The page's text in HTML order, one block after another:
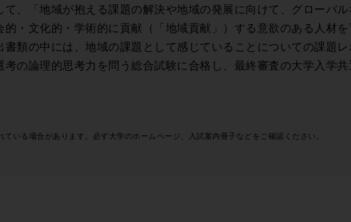
て、「地域が抱える課題の解決や地域の発展に向けて、グローバ
的・文化的・学術的に貢献（「地域貢献」）する意欲のある人材
書類の中には、地域の課題として感じていることについての課題レ
考の論理的思考力を問う総合試験に合格し、最終審査の大学入学
いる場合があります。必ず大学のホームページ、入試案内冊子などをご確認ください。